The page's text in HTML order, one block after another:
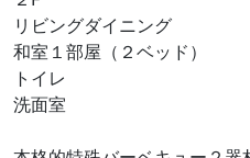
リビングダイニング
和室１部屋（２ベッド）
トイレ
洗面室